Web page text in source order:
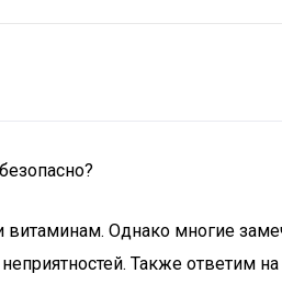
Однако многие
Также ответим